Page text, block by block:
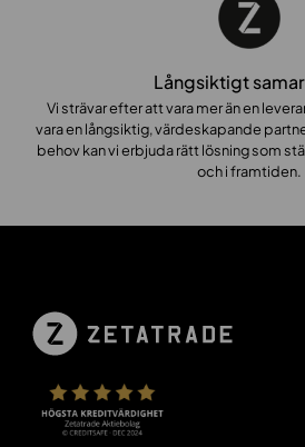
Långsiktigt
Vi strävar efter att vara mer än en
vara en långsiktig, värdeskapande
behov kan vi erbjuda rätt lösning som
och i framtiden.